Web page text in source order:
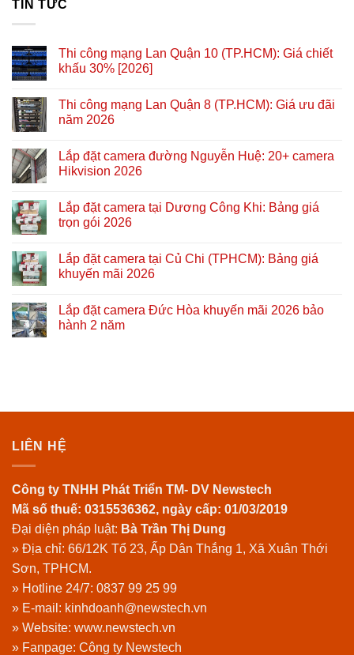
TIN TỨC
Thi công mạng Lan Quận 10 (TP.HCM): Giá chiết
khấu 30% [2026]
Thi công mạng Lan Quận 8 (TP.HCM): Giá ưu đãi
năm 2026
Lắp đặt camera đường Nguyễn Huệ: 20+ camera
Hikvision 2026
Lắp đặt camera tại Dương Công Khi: Bảng giá
trọn gói 2026
Lắp đặt camera tại Củ Chi (TPHCM): Bảng giá
khuyến mãi 2026
Lắp đặt camera Đức Hòa khuyến mãi 2026 bảo
hành 2 năm
LIÊN HỆ
Công ty TNHH Phát Triển TM- DV Newstech
Mã số thuế: 0315536362, ngày cấp: 01/03/2019
Đại diện pháp luật: Bà Trần Thị Dung
» Địa chỉ: 66/12K Tổ 23, Ấp Dân Thắng 1, Xã Xuân Thới
Sơn, TPHCM.
» Hotline 24/7: 0837 99 25 99
» E-mail: kinhdoanh@newstech.vn
» Website: www.newstech.vn
» Fanpage: Công ty Newstech